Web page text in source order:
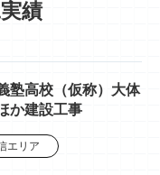
績
塾高校（仮称）大体
か建設工事
エリア